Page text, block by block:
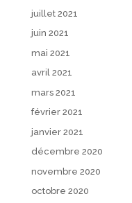
juillet 2021
juin 2021
mai 2021
avril 2021
mars 2021
février 2021
janvier 2021
décembre 2020
novembre 2020
octobre 2020